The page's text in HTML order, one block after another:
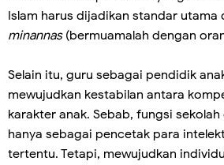
Islam harus dijadikan standar utama
minannas(bermuamalah dengan
Selain itu, guru sebagai pendidik
mewujudkan kestabilan antara
karakter anak. Sebab, fungsi
hanya sebagai pencetak para
tertentu. Tetapi, mewujudkan